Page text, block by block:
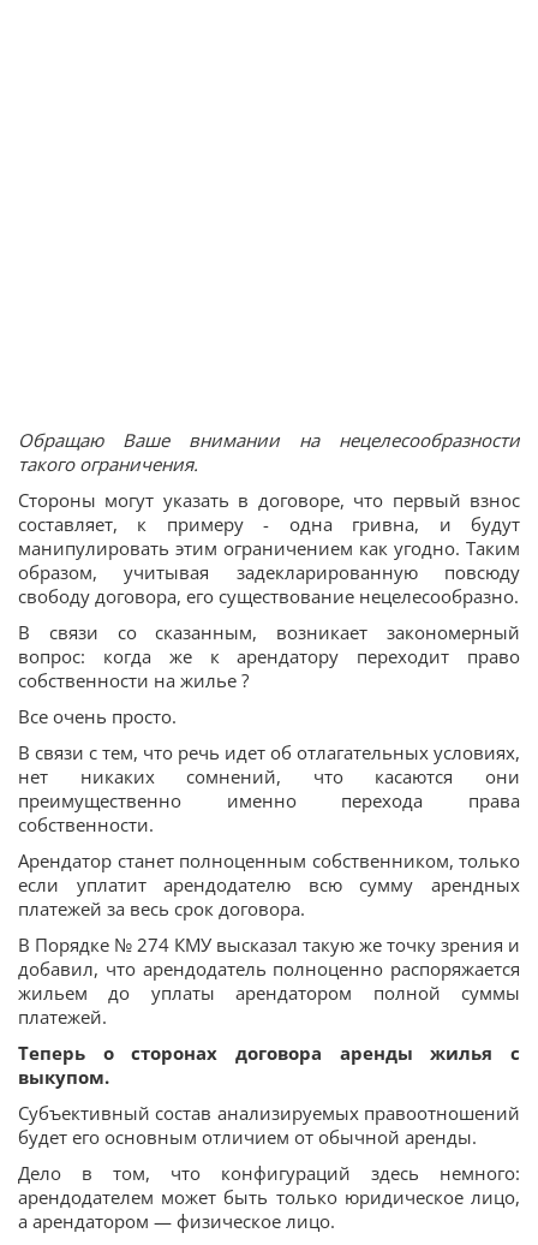
Обращаю Ваше внимании на нецелесообразности
такого ограничения.
Стороны могут указать в договоре, что первый взнос
составляет, к примеру - одна гривна, и будут
манипулировать этим ограничением как угодно. Таким
образом, учитывая задекларированную повсюду
свободу договора, его существование нецелесообразно.
В связи со сказанным, возникает закономерный
вопрос: когда же к арендатору переходит право
собственности на жилье ?
Все очень просто.
В связи с тем, что речь идет об отлагательных условиях,
нет никаких сомнений, что касаются они
преимущественно именно перехода права
собственности.
Арендатор станет полноценным собственником, только
если уплатит арендодателю всю сумму арендных
платежей за весь срок договора.
В Порядке № 274 КМУ высказал такую же точку зрения и
добавил, что арендодатель полноценно распоряжается
жильем до уплаты арендатором полной суммы
платежей.
Теперь о сторонах договора аренды жилья с
выкупом.
Субъективный состав анализируемых правоотношений
будет его основным отличием от обычной аренды.
Дело в том, что конфигураций здесь немного:
арендодателем может быть только юридическое лицо,
а арендатором — физическое лицо.